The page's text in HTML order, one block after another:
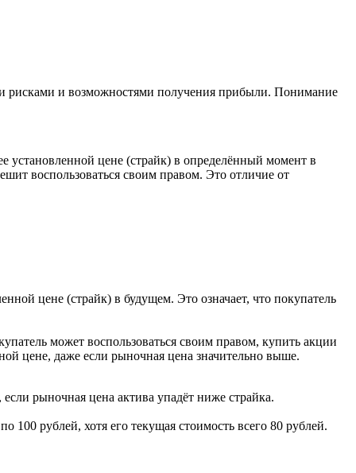
рисками и возможностями получения прибыли. Понимание
установленной цене (страйк) в определённый момент в
воспользоваться своим правом. Это отличие от
цене (страйк) в будущем. Это означает, что покупатель
может воспользоваться своим правом, купить акции
цене, даже если рыночная цена значительно выше.
рыночная цена актива упадёт ниже страйка.
100 рублей, хотя его текущая стоимость всего 80 рублей.